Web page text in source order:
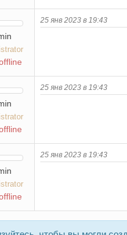
25 янв 2023 в 19:43
25 янв 2023 в 19:43
25 янв 2023 в 19:43